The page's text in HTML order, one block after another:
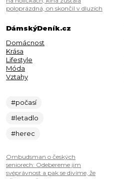
poloprázdná, on skončil v dluzích
DámskýDeník.cz
Domácnost
Krása
Lifestyle
Móda
Vztahy
#počasí
#letadlo
#herec
Ombudsman o českých
seniorech: Odebereme jim
svéprávnost a pak se divíme, že